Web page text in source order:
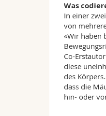
Was
In einer
von
«Wir haben
Co-
diese
des
dass die
hin- oder